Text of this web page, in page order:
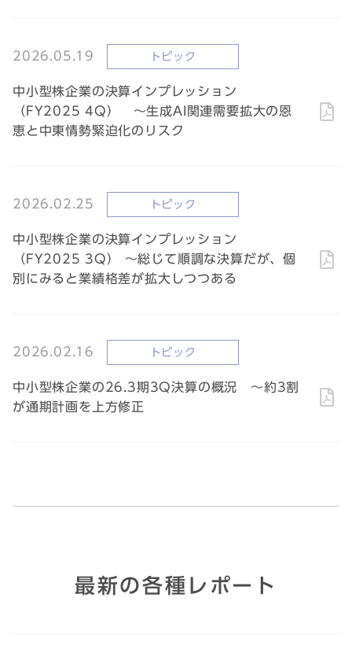
2026.05.19 トピック
中小型株企業の決算インプレッション
（FY2025 4Q） ～生成AI関連需要拡大の恩
恵と中東情勢緊迫化のリスク
2026.02.25 トピック
中小型株企業の決算インプレッション
（FY2025 3Q） ～総じて順調な決算だが、個
別にみると業績格差が拡大しつつある
2026.02.16 トピック
中小型株企業の26.3期3Q決算の概況 ～約3割
が通期計画を上方修正
最新の各種レポート